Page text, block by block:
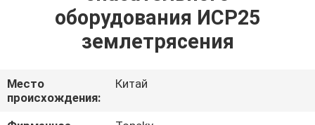
ПУТЕШЕСТВИЕ
ФАБРИКИ
оборудования ИСР25
землетрясения
Место
происхождения:
Китай